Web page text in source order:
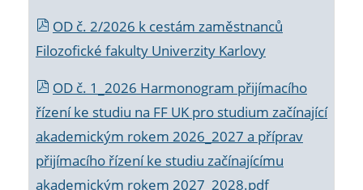
OD č. 2/2026 k cestám zaměstnanců
Filozofické fakulty Univerzity Karlovy
OD č. 1_2026 Harmonogram přijímacího
řízení ke studiu na FF UK pro studium začínající
akademickým rokem 2026_2027 a příprav
přijímacího řízení ke studiu začínajícímu
akademickým rokem 2027_2028.pdf